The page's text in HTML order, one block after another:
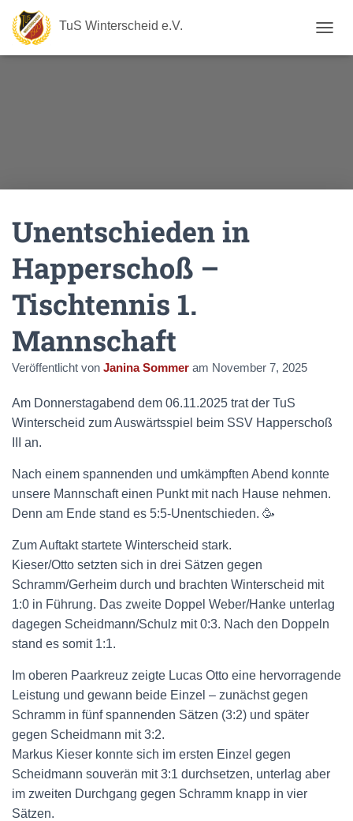
TuS Winterscheid e.V.
A
U
Unentschieden in
Happerschoß –
Tischtennis 1.
Mannschaft
Veröffentlicht von Janina Sommer am November 7, 2025
Am Donnerstagabend dem 06.11.2025 trat der TuS
Winterscheid zum Auswärtsspiel beim SSV Happerschoß
III an.
Nach einem spannenden und umkämpften Abend konnte
unsere Mannschaft einen Punkt mit nach Hause nehmen.
Denn am Ende stand es 5:5-Unentschieden. 🥳
Zum Auftakt startete Winterscheid stark.
Kieser/Otto setzten sich in drei Sätzen gegen
Schramm/Gerheim durch und brachten Winterscheid mit
1:0 in Führung. Das zweite Doppel Weber/Hanke unterlag
dagegen Scheidmann/Schulz mit 0:3. Nach den Doppeln
stand es somit 1:1.
Im oberen Paarkreuz zeigte Lucas Otto eine hervorragende
Leistung und gewann beide Einzel – zunächst gegen
Schramm in fünf spannenden Sätzen (3:2) und später
gegen Scheidmann mit 3:2.
Markus Kieser konnte sich im ersten Einzel gegen
Scheidmann souverän mit 3:1 durchsetzen, unterlag aber
im zweiten Durchgang gegen Schramm knapp in vier
Sätzen.